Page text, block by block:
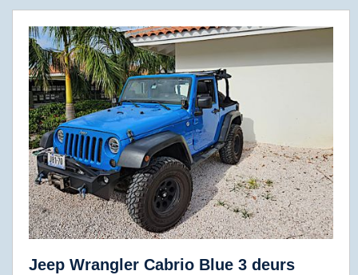
Jeep Wrangler Cabrio Blue 3 deurs